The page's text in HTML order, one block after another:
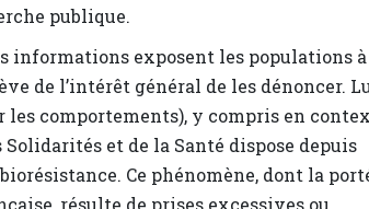
publique.
informations exposent les populations à
de l’intérêt général de les dénoncer.
les comportements), y compris en
et de la Santé dispose depuis
Ce phénomène, dont la
résulte de prises excessives ou